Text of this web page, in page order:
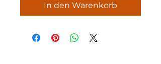
In den Warenkorb